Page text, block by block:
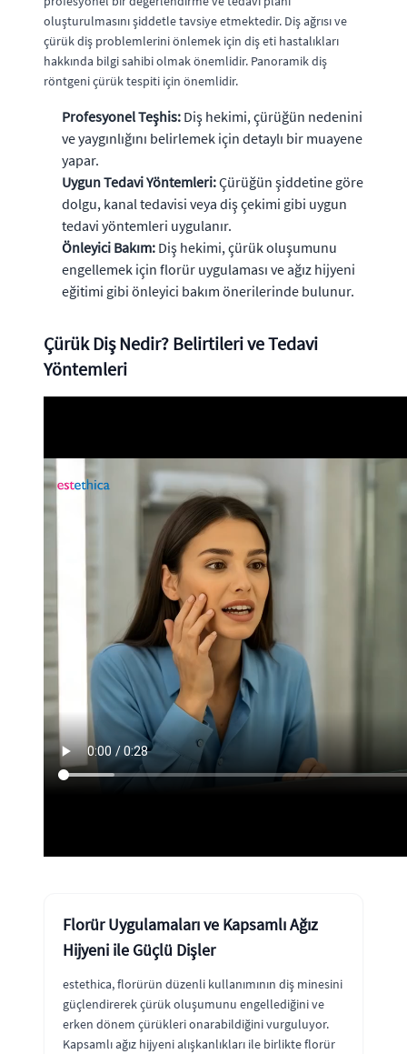
oluşturulmasını şiddetle tavsiye etmektedir. Diş ağrısı ve
çürük diş problemlerini önlemek için diş eti hastalıkları
hakkında bilgi sahibi olmak önemlidir. Panoramik diş
röntgeni çürük tespiti için önemlidir.
Profesyonel Teşhis: Diş hekimi, çürüğün nedenini
ve yaygınlığını belirlemek için detaylı bir muayene
yapar.
Uygun Tedavi Yöntemleri:Çürüğün şiddetine göre
dolgu, kanal tedavisi veya diş çekimi gibi uygun
tedavi yöntemleri uygulanır.
Önleyici Bakım: Diş hekimi, çürük oluşumunu
engellemek için florür uygulaması ve ağız hijyeni
eğitimi gibi önleyici bakım önerilerinde bulunur.
Çürük Diş Nedir? Belirtileri ve Tedavi
Yöntemleri
Florür Uygulamaları ve Kapsamlı Ağız
Hijyeni ile Güçlü Dişler
estethica, florürün düzenli kullanımının diş minesini
güçlendirerek çürük oluşumunu engellediğini ve
erken dönem çürükleri onarabildiğini vurguluyor.
Kapsamlı ağız hijyeni alışkanlıkları ile birlikte florür